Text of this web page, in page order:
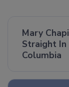
Mary
Straight In
Columbia